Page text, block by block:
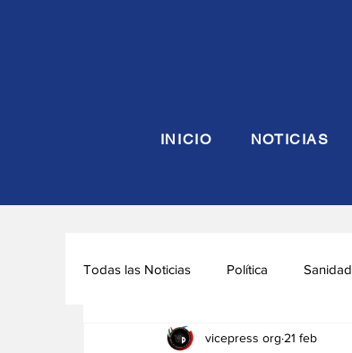
INICIO NOTICIAS
Todas las Noticias Política Sanidad
Seguridad y Defensa Turismo
vicepress org 21 feb